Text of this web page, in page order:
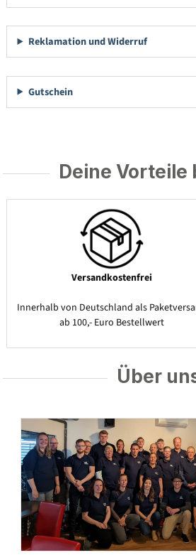
Reklamation und Widerruf
Gutschein
Deine Vorteile
Versandkostenfrei
Innerhalb von Deutschland als
ab 100,- Euro Bestellwert
Über